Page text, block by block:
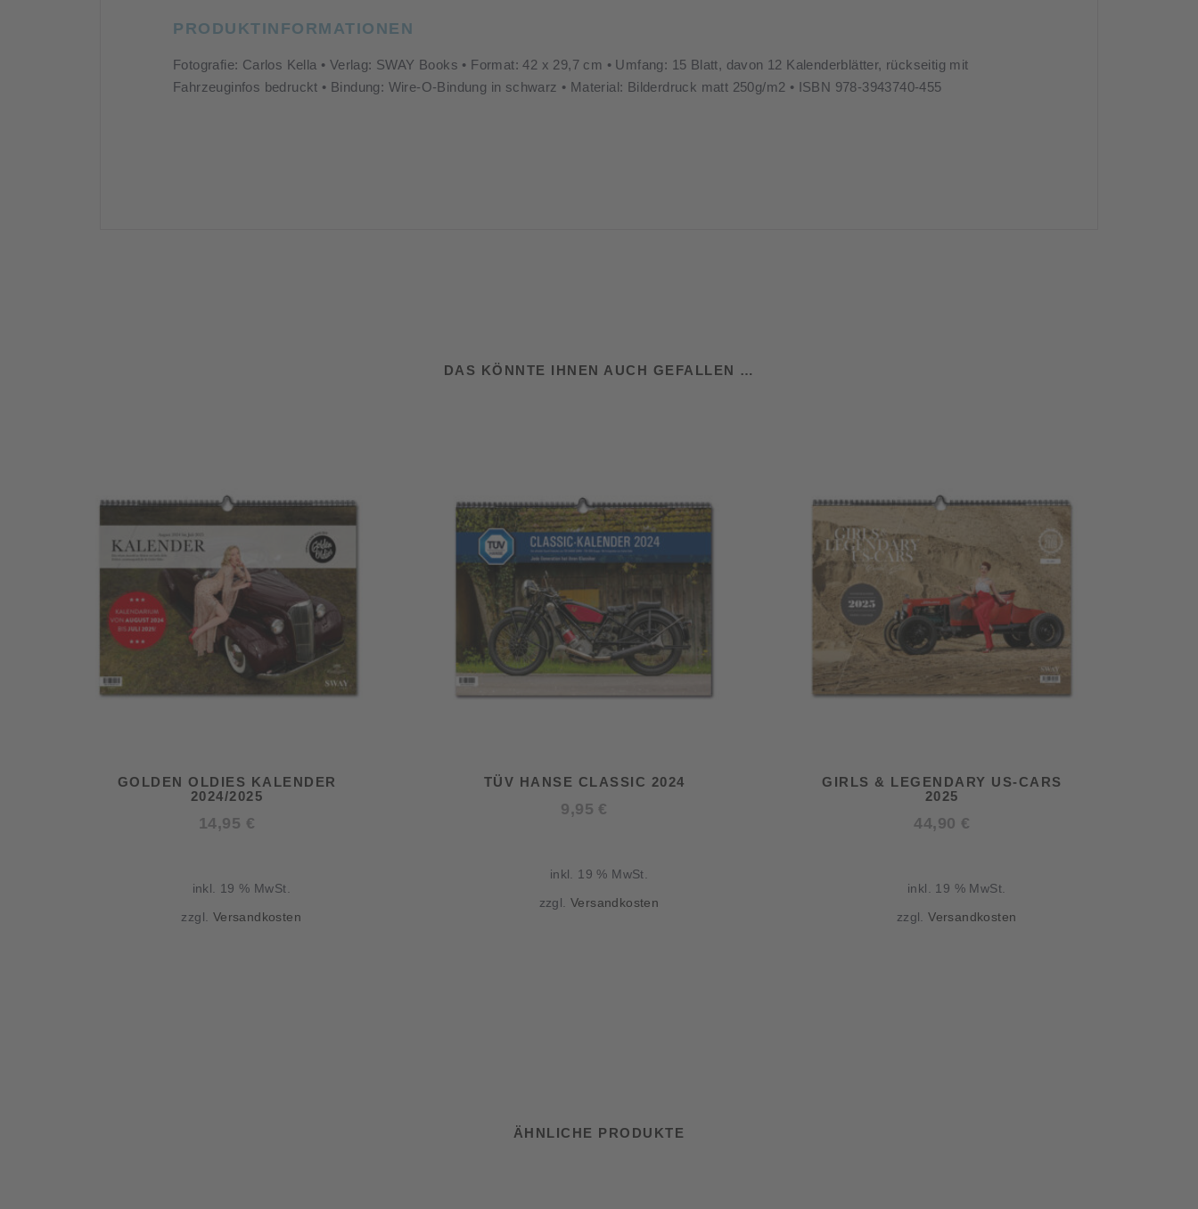
PRODUKTINFORMATIONEN
Fotografie: Carlos Kella • Verlag: SWAY Books • Format: 42 x 29,7 cm • Umfang: 15 Blatt, davon 12 Kalenderblätter, rückseitig mit
Fahrzeuginfos bedruckt • Bindung: Wire-O-Bindung in schwarz • Material: Bilderdruck matt 250g/m2 • ISBN 978-3943740-455
DAS KÖNNTE IHNEN AUCH GEFALLEN …
GOLDEN OLDIES KALENDER
2024/2025
14,95 €
inkl. 19 % MwSt.
zzgl. Versandkosten
TÜV HANSE CLASSIC 2024
9,95 €
inkl. 19 % MwSt.
zzgl.Versandkosten
GIRLS & LEGENDARY US-CARS
2025
44,90 €
inkl. 19 % MwSt.
zzgl.Versandkosten
ÄHNLICHE PRODUKTE